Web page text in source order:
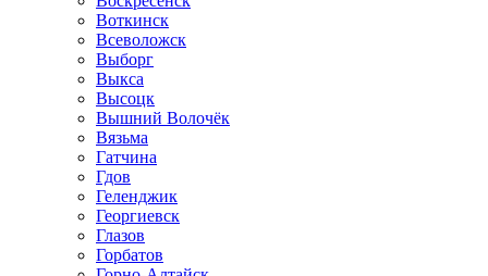
Воткинск
Всеволожск
Выборг
Выкса
Высоцк
Вышний Волочёк
Вязьма
Гатчина
Гдов
Геленджик
Георгиевск
Глазов
Горбатов